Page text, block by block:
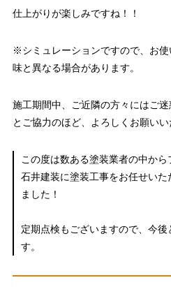
仕上がりが楽しみですね！！
※シミュレーションですので、お
味と異なる場合があります。
施工期間中、ご近隣の方々にはご
とご協力のほど、よろしくお願い
この度は数ある塗装業者の中か
石井建装に塗装工事をお任せい
ました！
定期点検もございますので、今
す。